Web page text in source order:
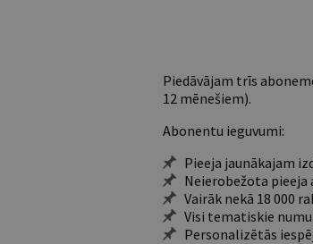
Piedāvājam trīs
12 mēnešiem).
Abonentu ieguvumi:
Pieeja jaunākajam
Neierobežota pieeja
Vairāk nekā 18 000
Visi tematiskie
Personalizētās